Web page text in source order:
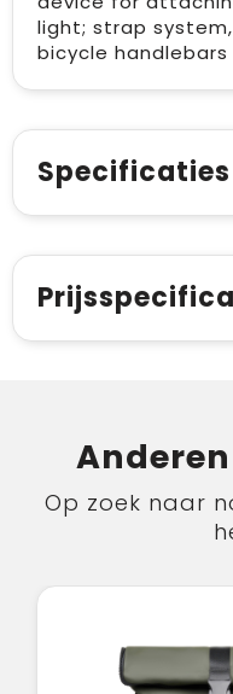
light; strap
bicycle handlebars
Specificaties
Op zoek naar